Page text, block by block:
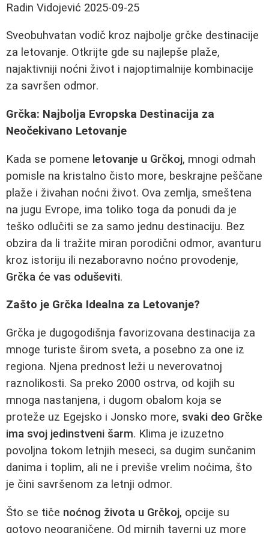
Radin Vidojević 2025-09-25
Sveobuhvatan vodič kroz najbolje grčke destinacije
za letovanje. Otkrijte gde su najlepše plaže,
najaktivniji noćni život i najoptimalnije kombinacije
za savršen odmor.
Grčka: Najbolja Evropska Destinacija za
Neočekivano Letovanje
Kada se pomene letovanje u Grčkoj, mnogi odmah
pomisle na kristalno čisto more, beskrajne peščane
plaže i živahan noćni život. Ova zemlja, smeštena
na jugu Evrope, ima toliko toga da ponudi da je
teško odlučiti se za samo jednu destinaciju. Bez
obzira da li tražite miran porodični odmor, avanturu
kroz istoriju ili nezaboravno noćno provodenje,
Grčka će vas oduševiti.
Zašto je Grčka Idealna za Letovanje?
Grčka je dugogodišnja favorizovana destinacija za
mnoge turiste širom sveta, a posebno za one iz
regiona. Njena prednost leži u neverovatnoj
raznolikosti. Sa preko 2000 ostrva, od kojih su
mnoga nastanjena, i dugom obalom koja se
proteže uz Egejsko i Jonsko more, svaki deo Grčke
ima svoj jedinstveni šarm. Klima je izuzetno
povoljna tokom letnjih meseci, sa dugim sunčanim
danima i toplim, ali ne i previše vrelim noćima, što
je čini savršenom za letnji odmor.
Što se tiče noćnog života u Grčkoj, opcije su
gotovo neograničene. Od mirnih taverni uz more